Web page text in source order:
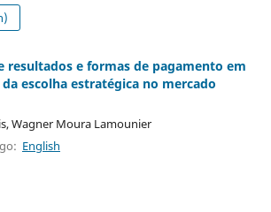
resultados e formas de pagamento em
escolha estratégica no mercado
Wagner Moura Lamounier
English